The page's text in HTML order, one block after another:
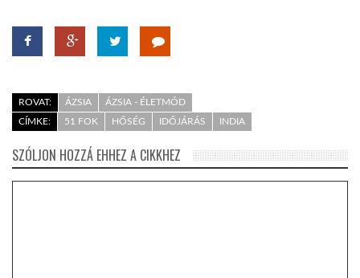
ROVAT: ÁZSIA
ÁZSIA - ÉLETMÓD
CÍMKE:
51 FOK HŐSÉG IDŐJÁRÁS INDIA
SZÓLJON HOZZÁ EHHEZ A CIKKHEZ